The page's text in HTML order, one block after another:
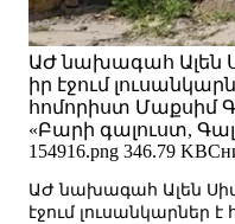
ԱԺ նախագահ Ալեն
իր էջում
հոմորիստ Մաքսիմ
«Բարի գալուստ,
154916.png 346.79
ԱԺ նախագահ Ալեն
էջում լուսանկարներ